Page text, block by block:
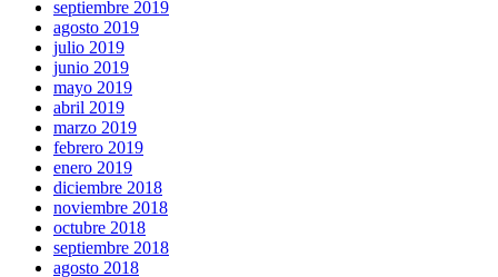
septiembre 2019
agosto 2019
julio 2019
junio 2019
mayo 2019
abril 2019
marzo 2019
febrero 2019
enero 2019
diciembre 2018
noviembre 2018
octubre 2018
septiembre 2018
agosto 2018